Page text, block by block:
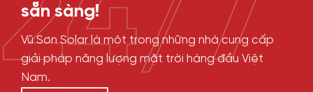
sẵn sàng!
Vũ Sơn Solar là một trong những nhà cung cấp
giải pháp năng lượng mặt trời hàng đầu Việt
Nam.